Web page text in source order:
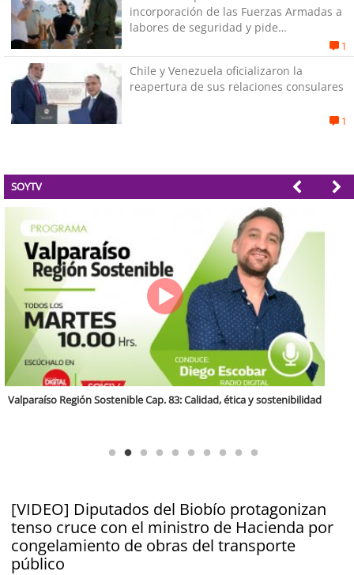
incorporación de las Fuerzas Armadas a
labores de seguridad y pide
1
Chile y Venezuela oficializaron la
reapertura de sus relaciones consulares
1
SOYTV
[VIDEO] Diputados del Biobío protagonizan
tenso cruce con el ministro de Hacienda por
congelamiento de obras del transporte
público